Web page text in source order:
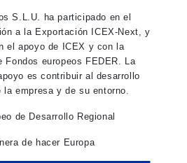
S.L.U. ha participado en el
a la Exportación ICEX-Next, y
el apoyo de ICEX y con la
Fondos europeos FEDER. La
es contribuir al desarrollo
empresa y de su entorno.
de Desarrollo Regional
de hacer Europa